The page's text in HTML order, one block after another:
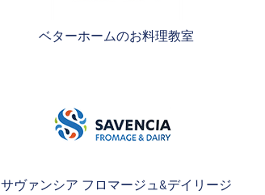
ベターホームのお料理教室
サヴァンシア フロマージュ&デイリージ